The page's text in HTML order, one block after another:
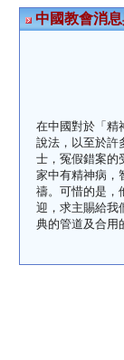
中國教會消
在中國對於「精
說法，以至於許
士，冤假錯案的
家中有精神病，
禱。可惜的是，
迎，求主賜給我
典的管道及合用